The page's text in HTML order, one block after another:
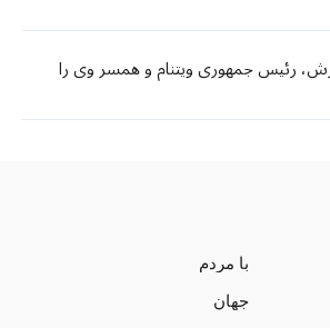
رئیس جمهوری ویتنام و همسر وی را
با مردم
جهان